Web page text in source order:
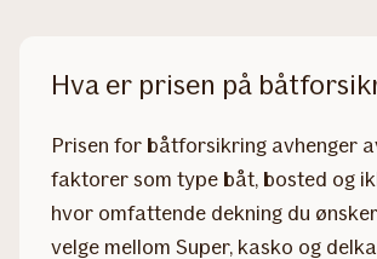
Hva er prisen på
Prisen for båtforsikring avhenger
faktorer som type båt, bosted og
hvor omfattende dekning du
velge mellom Super, kasko og